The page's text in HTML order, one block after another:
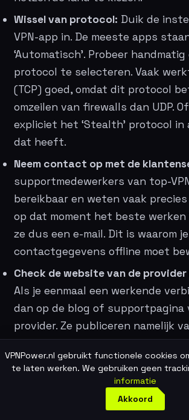
Wissel van protocol: Duik de
VPN-app in. De meeste apps
‘Automatisch’. Probeer
protocol te selecteren. Vaak
(TCP) goed, omdat dit protocol
omzeilen van firewalls dan UDP.
expliciet het ‘Stealth’ protocol in
dat heeft.
Neem contact op met de
supportmedewerkers van top-
bereikbaar en weten vaak
op dat moment het beste werken
ze dus een e-mail. Dit is waarom
contactgegevens offline moet
Check de website van de provider
Als je eenmaal een werkende
dan op de blog of supportpagina
provider. Ze publiceren namelijk
over de situatie in China.
Installeer een back-up:De
redactie is dan ook: installeer
goede VPN’s voordat je vertrekt.
VPNPower.nl gebruikt functionele cookies
te laten werken. We gebruiken geen
informatie
Akkoord